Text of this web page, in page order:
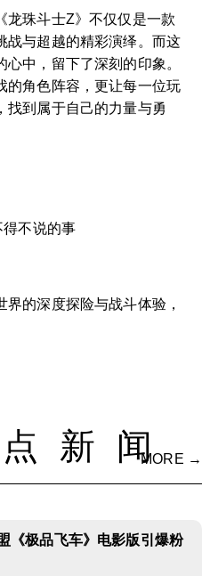
龙珠斗士Z》不仅仅是一款
战与超越的精彩演绎。而这
中，留下了深刻的印象。
的角色阵容，更让每一位玩
找到属于自己的力量与勇
不说的事
界的深度探险与战斗体验，
新闻
MORE →
《极品飞车》电影版引爆粉